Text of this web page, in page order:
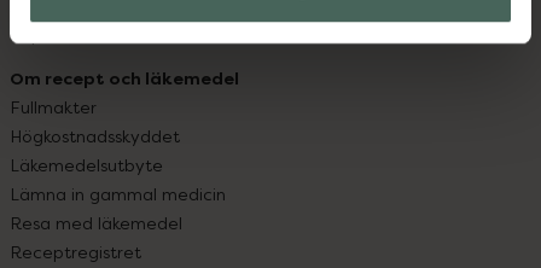
Köpvillkor
Om recept och läkemedel
Fullmakter
Högkostnadsskyddet
Läkemedelsutbyte
Lämna in gammal medicin
Resa med läkemedel
Receptregistret